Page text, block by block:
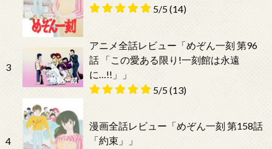
5/5(14)
3
アニメ全話レビュー「めぞん一刻 第96
話 「この愛ある限り!一刻館は永遠
に…!!」」
5/5(13)
4
漫画全話レビュー「めぞん一刻 第158話
「約束」」